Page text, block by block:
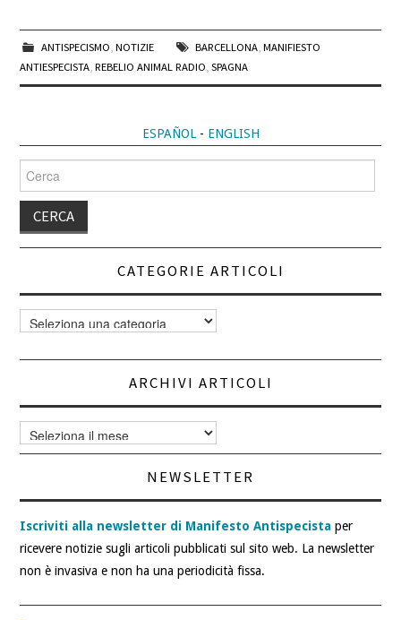
ANTISPECISMO, NOTIZIE BARCELLONA, MANIFIESTO
ANTIESPECISTA,REBELIO ANIMAL RADIO,SPAGNA
ESPAÑOL- ENGLISH
Cerca
per:
CATEGORIE ARTICOLI
Categorie
articoli
ARCHIVI ARTICOLI
Archivi
articoli
NEWSLETTER
Iscriviti alla newsletter di Manifesto Antispecista per
ricevere notizie sugli articoli pubblicati sul sito web. La newsletter
non è invasiva e non ha una periodicità fissa.